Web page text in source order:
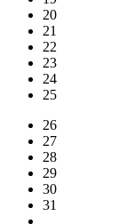
20
21
22
23
24
25
26
27
28
29
30
31